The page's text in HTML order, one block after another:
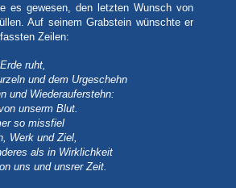
es gewesen, den letzten Wunsch von
Auf seinem Grabstein wünschte er
Zeilen:
ruht,
und dem Urgeschehn
und Wiederauferstehn:
unserm Blut.
so missfiel
Werk und Ziel,
als in Wirklichkeit
uns und unsrer Zeit.